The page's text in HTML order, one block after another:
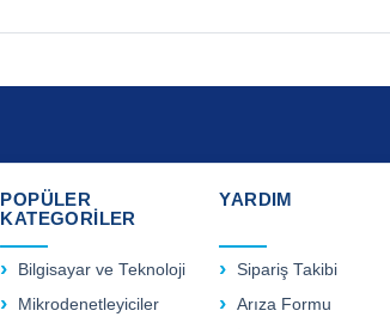
POPÜLER
KATEGORİLER
Bilgisayar ve Teknoloji
Mikrodenetleyiciler
YARDIM
Sipariş Takibi
Arıza Formu